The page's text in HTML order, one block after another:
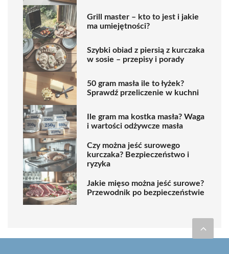
Grill master – kto to jest i jakie
ma umiejętności?
Szybki obiad z piersią z kurczaka
w sosie – przepisy i porady
50 gram masła ile to łyżek?
Sprawdź przeliczenie w kuchni
Ile gram ma kostka masła? Waga
i wartości odżywcze masła
Czy można jeść surowego
kurczaka? Bezpieczeństwo i
ryzyka
Jakie mięso można jeść surowe?
Przewodnik po bezpieczeństwie